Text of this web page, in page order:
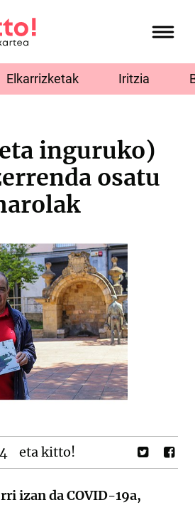
Elkarrizketak Iritzia
inguruko)
osatu
eta kitto!
izan da COVID-19a,